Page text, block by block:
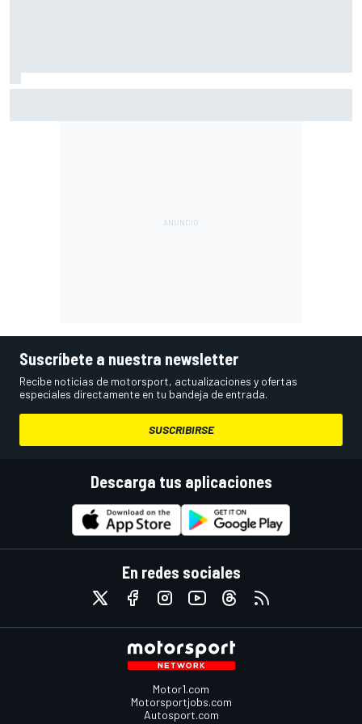
Suscríbete a nuestra newsletter
Recibe noticias de motorsport, actualizaciones y ofertas
especiales directamente en tu bandeja de entrada.
SUSCRIBIRSE
Descarga tus aplicaciones
En redes sociales
Motor1.com
Motorsportjobs.com
Autosport.com